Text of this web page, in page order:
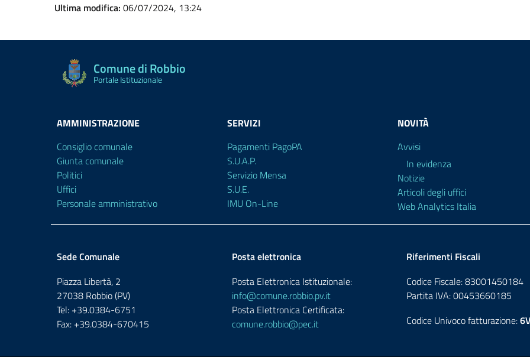
Ultima modifica: 06/07/2024, 13:24
Comune di Robbio
Portale Istituzionale
AMMINISTRAZIONE
Consiglio comunale
Giunta comunale
Politici
Uffici
Personale amministrativo
SERVIZI
Pagamenti PagoPA
S.U.A.P.
Servizio Mensa
S.U.E.
IMU On-Line
NOVITÀ
Avvisi
In evidenza
Notizie
Articoli degli uffici
Web Analytics Italia
Sede Comunale
Piazza Libertà, 2
27038 Robbio (PV)
Tel: +39.0384-6751
Fax: +39.0384-670415
Posta elettronica
Posta Elettronica Istituzionale:
info@comune.robbio.pv.it
Posta Elettronica Certificata:
comune.robbio@pec.it
Riferimenti Fiscali
Codice Fiscale: 83001450184
Partita IVA: 00453660185
Codice Univoco fatturazione: